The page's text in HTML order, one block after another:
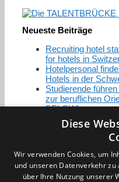
Neueste Beiträge
Recruiting hotel
for hotels in
Hotelpersonal
Hotels in der
Studierende
zur beruflichen
BELOW)
Zertifizierung /
Diese
Wir verwenden Cookies, um
und unseren Datenverkehr
über Ihre Nutzung unserer